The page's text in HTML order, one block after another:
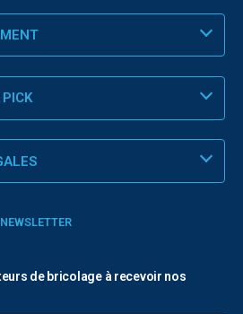
PICK
de bricolage à recevoir nos